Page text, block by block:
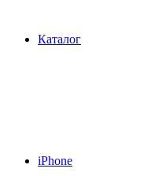
Каталог
iPhone